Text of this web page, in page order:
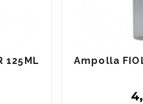
125ML Ampolla